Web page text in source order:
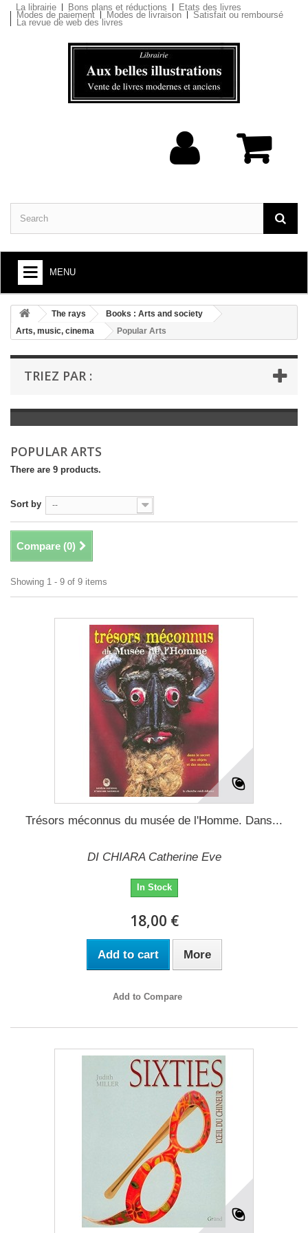
La librairie Bons plans et réductions Etats des livres
Modes de paiement Modes de livraison Satisfait ou remboursé
La revue de web des livres
MENU
+
BOOKS : ARTS AND SOCIETY
+
BOOKS : LITERATURE
+
BOOKS : YOUTH
LIVRES ANCIENS AVANT 1945
The rays
Books : Arts and society
Arts, music, cinema
Popular Arts
TRIEZ PAR :
POPULAR ARTS
There are 9 products.
Sort by --
Compare (0)
Showing 1 - 9 of 9 items
Trésors méconnus du musée de l'Homme. Dans...
DI CHIARA Catherine Eve
In Stock
18,00 €
Add to cart More
Add to Compare